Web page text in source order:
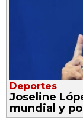
Deportes
Joseline
mundial y